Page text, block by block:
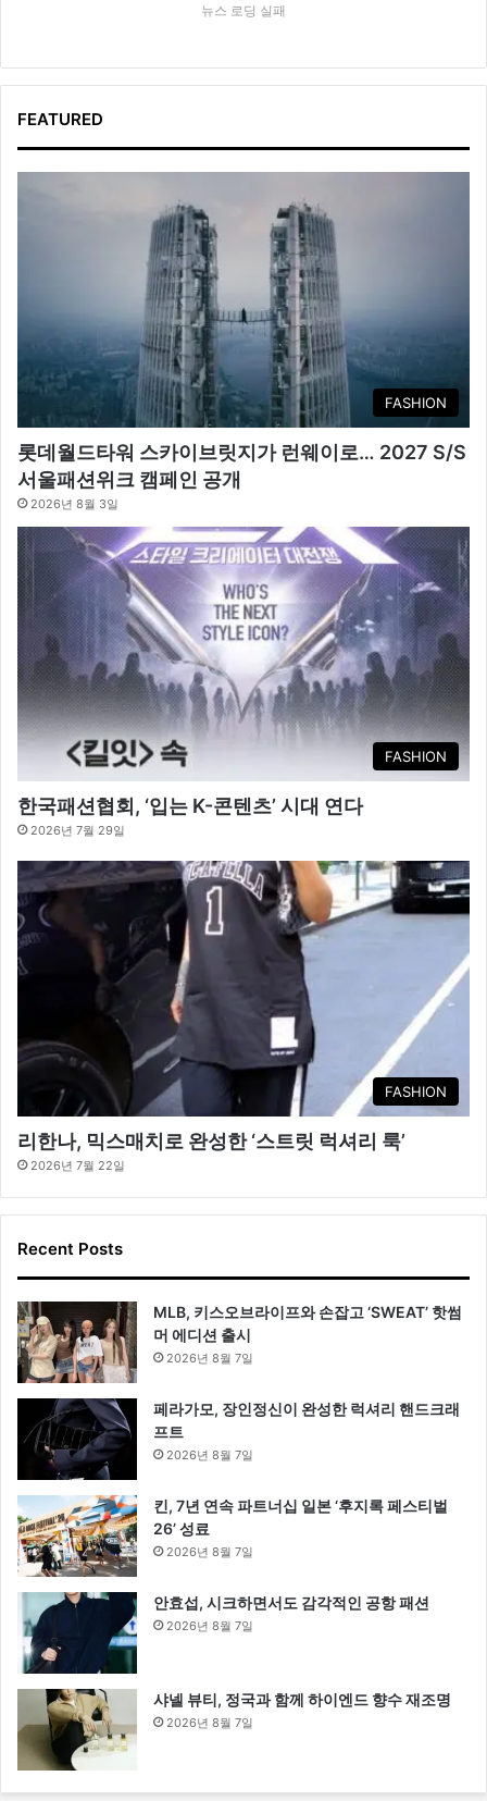
뉴스 로딩 실패
FEATURED
FASHION
롯데월드타워 스카이브릿지가 런웨이로… 2027 S/S
서울패션위크 캠페인 공개
2026년 8월 3일
FASHION
한국패션협회, ‘입는 K-콘텐츠’ 시대 연다
2026년 7월 29일
FASHION
리한나, 믹스매치로 완성한 ‘스트릿 럭셔리 룩’
2026년 7월 22일
Recent Posts
MLB, 키스오브라이프와 손잡고 ‘SWEAT’ 핫썸
머 에디션 출시
2026년 8월 7일
페라가모, 장인정신이 완성한 럭셔리 핸드크래
프트
2026년 8월 7일
킨, 7년 연속 파트너십 일본 ‘후지록 페스티벌
26’ 성료
2026년 8월 7일
안효섭, 시크하면서도 감각적인 공항 패션
2026년 8월 7일
샤넬 뷰티, 정국과 함께 하이엔드 향수 재조명
2026년 8월 7일